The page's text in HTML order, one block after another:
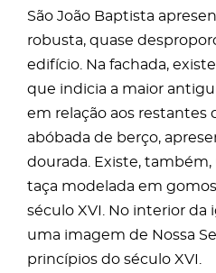
São João Baptista
robusta, quase
edifício. Na fachada,
que indicia a maior
em relação aos restantes
abóbada de berço,
dourada. Existe,
taça modelada em
século XVI. No interior da
uma imagem de Nossa
princípios do século XVI.